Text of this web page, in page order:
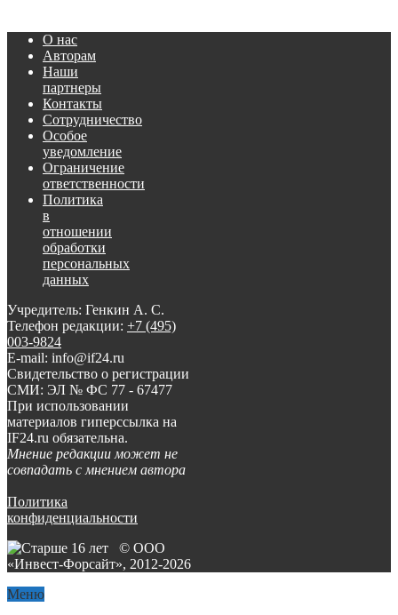
О нас
Авторам
Наши
партнеры
Контакты
Сотрудничество
Особое
уведомление
Ограничение
ответственности
Политика
в
отношении
обработки
персональных
данных
Учредитель: Генкин А. С.
Телефон редакции: +7 (495)
003-9824
E-mail: info@if24.ru
Свидетельство о регистрации
СМИ: ЭЛ № ФС 77 - 67477
При использовании
материалов гиперссылка на
IF24.ru обязательна.
Мнение редакции может не
совпадать с мнением автора
Политика
конфиденциальности
© ООО
«Инвест-Форсайт», 2012-2026
Меню